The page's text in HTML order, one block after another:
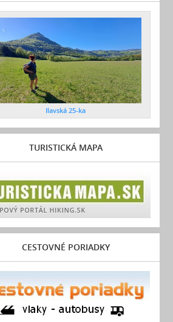
Ilavská 25-ka
TURISTICKÁ MAPA
CESTOVNÉ PORIADKY